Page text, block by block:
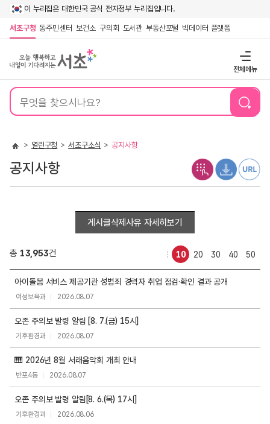
이 누리집은 대한민국 공식 전자정부 누리집입니다.
서초구청 동주민센터 보건소 구의회 도서관 부동산포털 빅데이터 플랫폼
전체메뉴
통
검
열린구청 서초구소식 공지사항
공지사항
게시글삭제사유 자세히보기
총 13,953건 10 20 30 40 50
공
항
아이돌봄 서비스 제공기관 성범죄 경력자 취업 점검·확인 결과 공개
여성보육과 2026.08.07
오존 주의보 발령 알림 [8. 7.(금) 15시]
기후환경과 2026.08.07
🎹 2026년 8월 서래음악회 개최 안내
반포4동 2026.08.07
오존 주의보 발령 알림[8. 6.(목) 17시]
기후환경과 2026.08.06